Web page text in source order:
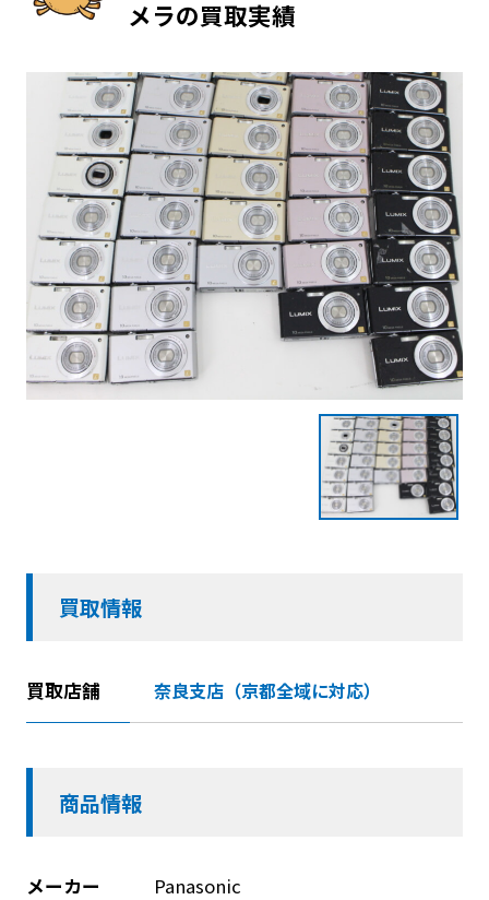
メラの買取実績
買取情報
買取店舗 奈良支店（京都全域に対応）
商品情報
メーカー Panasonic